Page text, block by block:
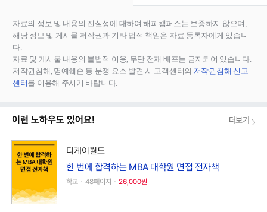
자료의 정보 및 내용의 진실성에 대하여 해피캠퍼스는 보증하지 않으며,
해당 정보 및 게시물 저작권과 기타 법적 책임은 자료 등록자에게 있습니
다.
자료 및 게시물 내용의 불법적 이용, 무단 전재∙배포는 금지되어 있습니다.
저작권침해, 명예훼손 등 분쟁 요소 발견 시 고객센터의 저작권침해 신고
센터를 이용해 주시기 바랍니다.
이런 노하우도 있어요! 더보기
티케이월드
한 번에 합격하는 MBA 대학원 면접 전자책
학교ㆍ48페이지ㆍ 26,000원